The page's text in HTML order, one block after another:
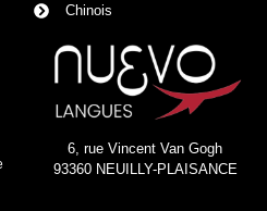
Chinois
6, rue Vincent Van Gogh
93360 NEUILLY-PLAISANCE